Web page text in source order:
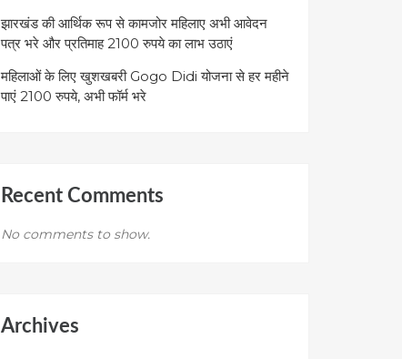
झारखंड की आर्थिक रूप से कामजोर महिलाए अभी आवेदन
पत्र भरे और प्रतिमाह 2100 रुपये का लाभ उठाएं
महिलाओं के लिए खुशखबरी Gogo Didi योजना से हर महीने
पाएं 2100 रुपये, अभी फॉर्म भरे
Recent Comments
No comments to show.
Archives